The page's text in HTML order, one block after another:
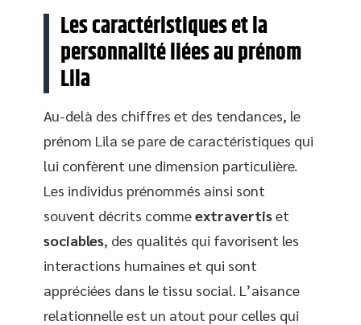
Les caractéristiques et la
personnalité liées au prénom
Lila
Au-delà des chiffres et des tendances, le
prénom Lila se pare de caractéristiques qui
lui confèrent une dimension particulière.
Les individus prénommés ainsi sont
souvent décrits commeextravertiset
sociables, des qualités qui favorisent les
interactions humaines et qui sont
appréciées dans le tissu social. L’aisance
relationnelle est un atout pour celles qui